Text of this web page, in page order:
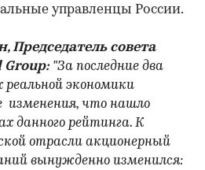
управленцы России.
Председатель совета
Group: "За последние два
реальной экономики
изменения, что нашло
данного рейтинга. К
отрасли акционерный
вынужденно изменился: